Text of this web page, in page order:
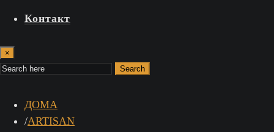
Контакт
×
Search
ДОМА
ARTISAN